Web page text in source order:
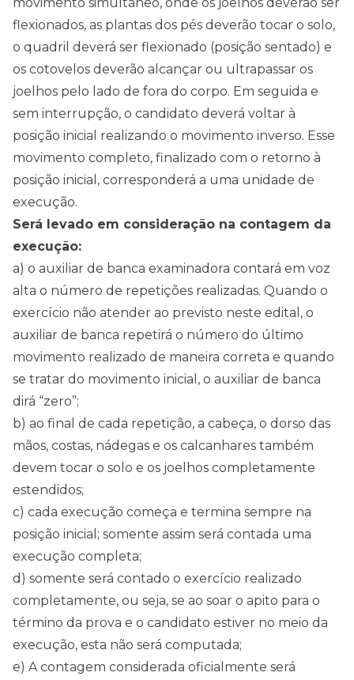
flexionados, as plantas dos pés deverão tocar o solo,
o quadril deverá ser flexionado (posição sentado) e
os cotovelos deverão alcançar ou ultrapassar os
joelhos pelo lado de fora do corpo. Em seguida e
sem interrupção, o candidato deverá voltar à
posição inicial realizando o movimento inverso. Esse
movimento completo, finalizado com o retorno à
posição inicial, corresponderá a uma unidade de
execução.
Será levado em consideração na contagem da
execução:
a) o auxiliar de banca examinadora contará em voz
alta o número de repetições realizadas. Quando o
exercício não atender ao previsto neste edital, o
auxiliar de banca repetirá o número do último
movimento realizado de maneira correta e quando
se tratar do movimento inicial, o auxiliar de banca
dirá “zero”;
b) ao final de cada repetição, a cabeça, o dorso das
mãos, costas, nádegas e os calcanhares também
devem tocar o solo e os joelhos completamente
estendidos;
c) cada execução começa e termina sempre na
posição inicial; somente assim será contada uma
execução completa;
d) somente será contado o exercício realizado
completamente, ou seja, se ao soar o apito para o
término da prova e o candidato estiver no meio da
execução, esta não será computada;
e) A contagem considerada oficialmente será